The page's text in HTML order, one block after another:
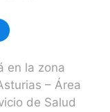
en la zona
– Área
de Salud